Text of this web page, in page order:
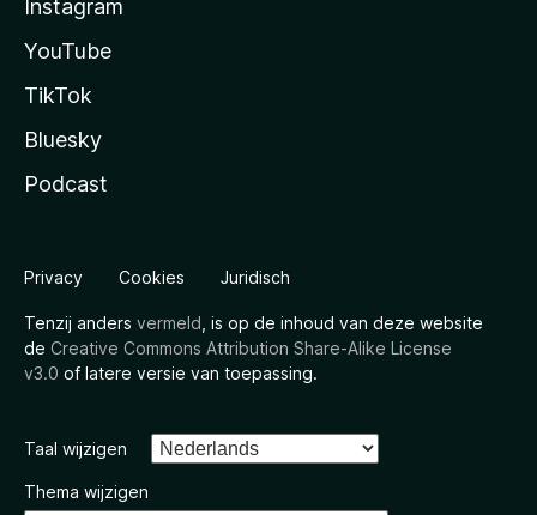
Instagram
YouTube
TikTok
Bluesky
Podcast
Privacy Cookies Juridisch
Tenzij anders vermeld , is op de inhoud van deze website
de Creative Commons Attribution Share-Alike License
v3.0 of latere versie van toepassing.
Taal wijzigen
Thema wijzigen